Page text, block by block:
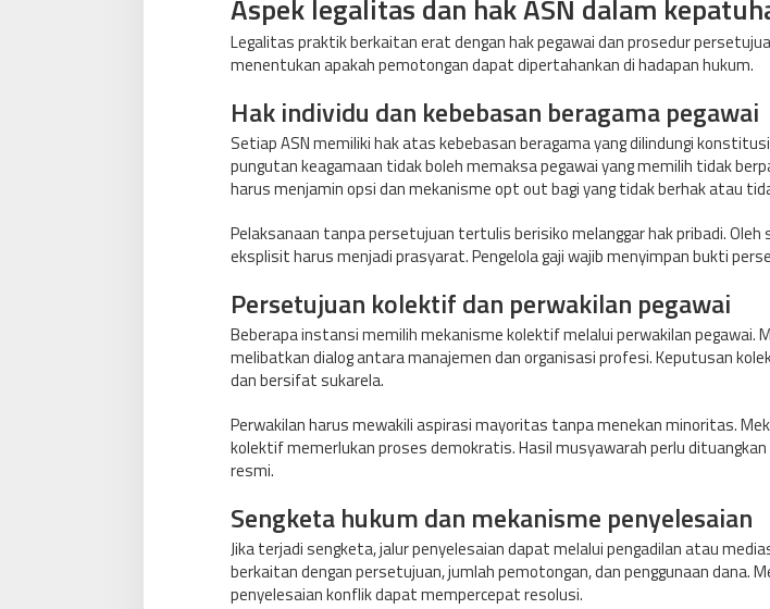
Aspek legalitas dan hak ASN dalam
Legalitas praktik berkaitan erat dengan hak pegawai dan prosedur
menentukan apakah pemotongan dapat dipertahankan di hadapan hukum.
Hak individu dan kebebasan beragama pegawai
Setiap ASN memiliki hak atas kebebasan beragama yang dilindungi
pungutan keagamaan tidak boleh memaksa pegawai yang memilih tidak
harus menjamin opsi dan mekanisme opt out bagi yang tidak berhak atau
Pelaksanaan tanpa persetujuan tertulis berisiko melanggar hak pribadi.
eksplisit harus menjadi prasyarat. Pengelola gaji wajib menyimpan bukti
Persetujuan kolektif dan perwakilan pegawai
Beberapa instansi memilih mekanisme kolektif melalui perwakilan pegawai.
melibatkan dialog antara manajemen dan organisasi profesi. Keputusan
dan bersifat sukarela.
Perwakilan harus mewakili aspirasi mayoritas tanpa menekan minoritas.
kolektif memerlukan proses demokratis. Hasil musyawarah perlu
resmi.
Sengketa hukum dan mekanisme penyelesaian
Jika terjadi sengketa, jalur penyelesaian dapat melalui pengadilan atau
berkaitan dengan persetujuan, jumlah pemotongan, dan penggunaan dana.
penyelesaian konflik dapat mempercepat resolusi.